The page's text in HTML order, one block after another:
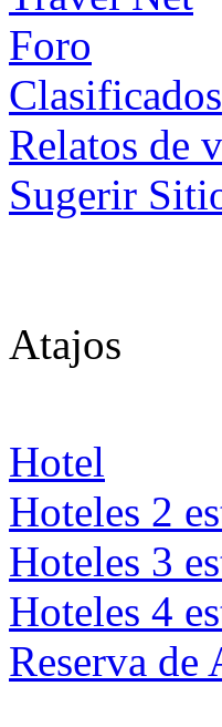
Foro
Clasificados
Relatos de
Sugerir
Atajos
Hotel
Hoteles 2
Hoteles 3
Hoteles 4
Reserva de